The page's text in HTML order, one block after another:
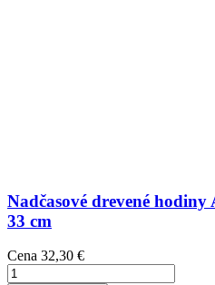
Nadčasové drevené
33 cm
Cena 32,30 €